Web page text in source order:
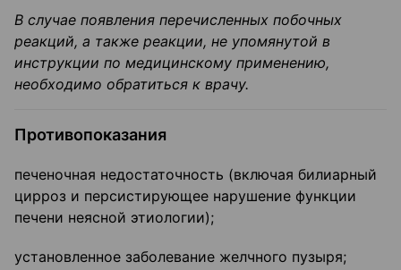
В случае появления перечисленных побочных
реакций, а также реакции, не упомянутой в
инструкции по медицинскому применению,
необходимо обратиться к врачу.
Противопоказания
печеночная недостаточность (включая билиарный
цирроз и персистирующее нарушение функции
печени неясной этиологии);
установленное заболевание желчного пузыря;